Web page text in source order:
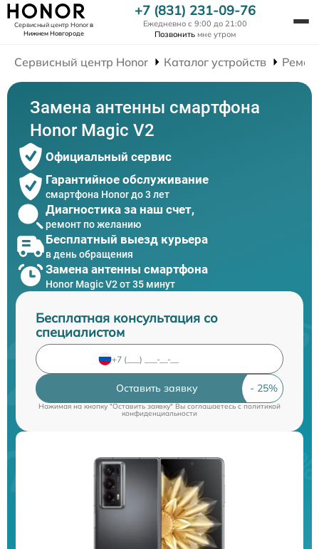
Сервисный центр Honorв
Нижнем Новгороде
+7 (831) 231-09-76
Ежедневно с 9:00 до 21:00
Позвонить мне утром
Сервисный центр Honor Каталог устройств
Замена антенны смартфона
Honor Magic V2
Официальный сервис
Гарантийное обслуживание
смартфона Honor до 3 лет
Диагностика за наш счет,
ремонт по желанию
Бесплатный выезд курьера
в день обращения
Замена антенны смартфона
Honor Magic V2 от 35 минут
Бесплатная консультация со
специалистом
Оставить заявку
Нажимая на кнопку "Оставить заявку" Вы соглашаетесь cполитикой
конфиденциальности